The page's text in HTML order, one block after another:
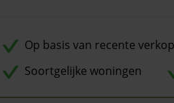
Op basis van recente
Soortgelijke woningen